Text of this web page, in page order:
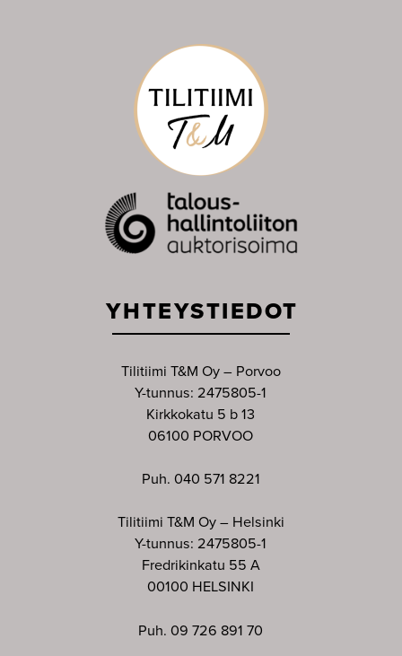
YHTEYSTIEDOT
Tilitiimi T&M Oy – Porvoo
Y-tunnus: 2475805-1
Kirkkokatu 5 b 13
06100 PORVOO
Puh. 040 571 8221
Tilitiimi T&M Oy – Helsinki
Y-tunnus: 2475805-1
Fredrikinkatu 55 A
00100 HELSINKI
Puh. 09 726 891 70